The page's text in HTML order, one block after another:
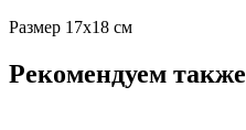
Размер 17х18 см
Рекомендуем также